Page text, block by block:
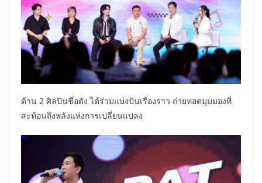
ด้าน 2 ศิลปินชื่อดัง ได้ร่วมแบ่งปันเรื่องราว ถ่ายทอดมุมมองที่
สะท้อนถึงพลังแห่งการเปลี่ยนแปลง